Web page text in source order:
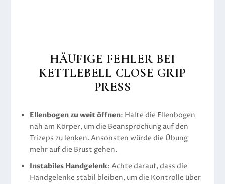
HÄUFIGE FEHLER BEI
KETTLEBELL CLOSE GRIP
PRESS
Ellenbogen zu weit öffnen: Halte die Ellenbogen
nah am Körper, um die Beansprochung auf den
Trizeps zu lenken. Ansonsten würde die Übung
mehr auf die Brust gehen.
Instabiles Handgelenk: Achte darauf, dass die
Handgelenke stabil bleiben, um die Kontrolle über